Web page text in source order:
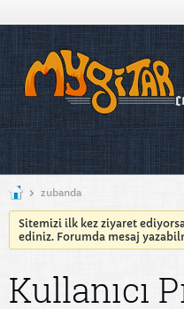
zubanda
Sitemizi ilk kez ziyaret
ediniz. Forumda mesaj
Kullanıcı